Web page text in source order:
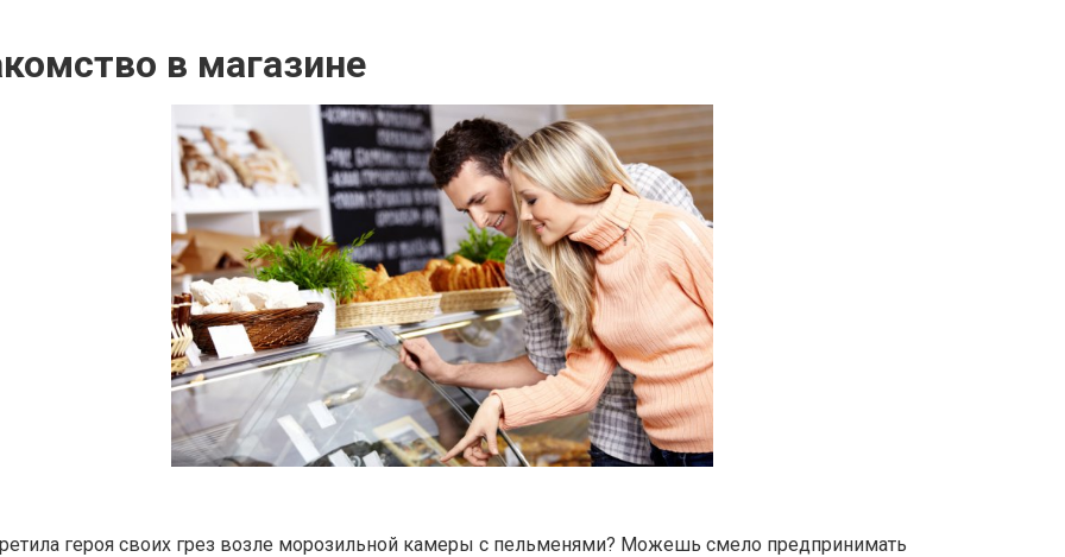
в магазине
героя своих грез возле морозильной камеры с пельменями? Можешь смело предпринимать